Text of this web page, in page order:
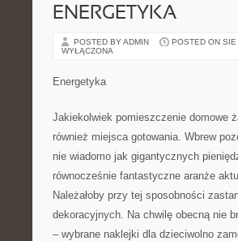
ENERGETYKA
POSTED BY ADMIN POSTED ON
WYŁĄCZONA
Energetyka
Jakiekolwiek pomieszczenie domowe
również miejsca gotowania. Wbrew
nie wiadomo jak gigantycznych
równocześnie fantastyczne aranże
Należałoby przy tej sposobności
dekoracyjnych. Na chwilę obecną nie
– wybrane naklejki dla dzieciwolno